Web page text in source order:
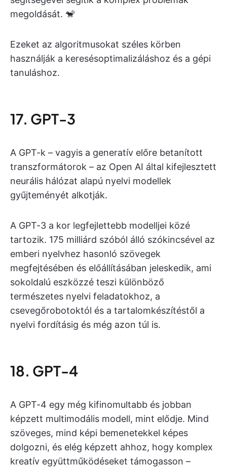
megoldását. 🐒
Ezeket az algoritmusokat széles körben
használják a keresésoptimalizáláshoz és a gépi
tanuláshoz.
17. GPT-3
A GPT-k – vagyis a generatív előre betanított
transzformátorok – az Open AI által kifejlesztett
neurális hálózat alapú nyelvi modellek
gyűjteményét alkotják.
A GPT-3 a kor legfejlettebb modelljei közé
tartozik. 175 milliárd szóból álló szókincsével az
emberi nyelvhez hasonló szövegek
megfejtésében és előállításában jeleskedik, ami
sokoldalú eszközzé teszi különböző
természetes nyelvi feladatokhoz, a
csevegőrobotoktól és a tartalomkészítéstől a
nyelvi fordításig és még azon túl is.
18. GPT-4
A GPT-4 egy még kifinomultabb és jobban
képzett multimodális modell, mint elődje. Mind
szöveges, mind képi bemenetekkel képes
dolgozni, és elég képzett ahhoz, hogy komplex
kreatív együttműködéseket támogasson –